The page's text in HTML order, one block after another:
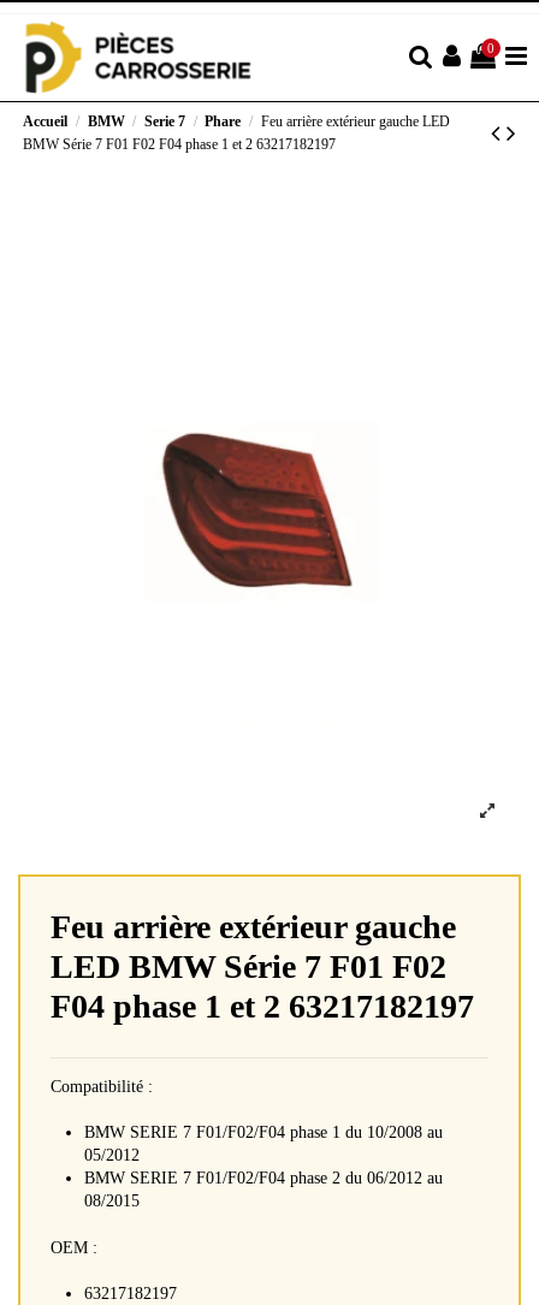
0
Accueil BMW Serie 7 Phare
Feu arrière extérieur gauche LED
BMW Série 7 F01 F02 F04 phase 1 et 2 63217182197
Feu arrière extérieur gauche
LED BMW Série 7 F01 F02
F04 phase 1 et 2 63217182197
Compatibilité :
BMW SERIE 7 F01/F02/F04 phase 1 du 10/2008 au
05/2012
BMW SERIE 7 F01/F02/F04 phase 2 du 06/2012 au
08/2015
OEM :
63217182197